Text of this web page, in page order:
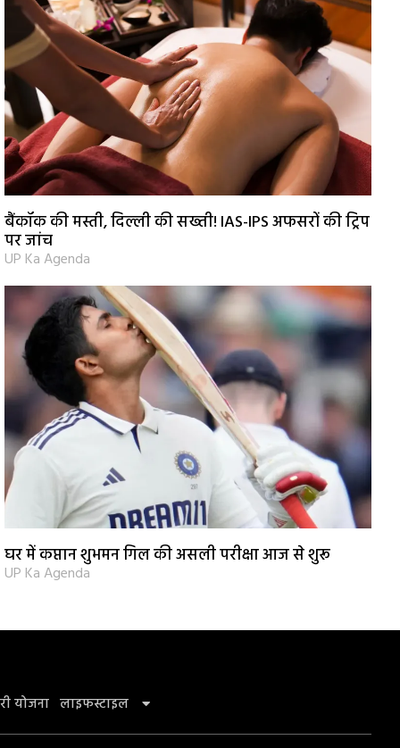
बैंकॉक की मस्ती, दिल्ली की सख्ती! IAS-IPS अफसरों की ट्रिप
पर जांच
UP Ka Agenda
घर में कप्तान शुभमन गिल की असली परीक्षा आज से शुरू
UP Ka Agenda
योजना लाइफस्टाइल